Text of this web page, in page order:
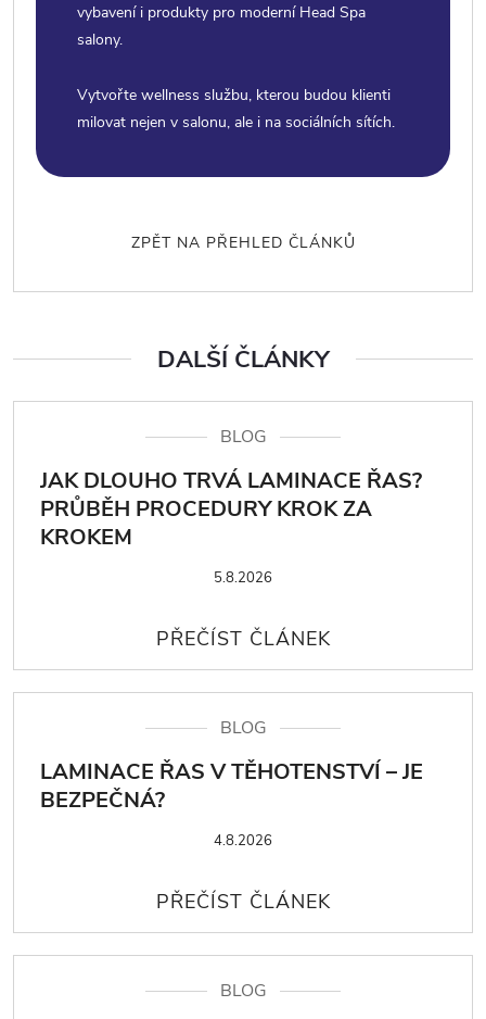
vybavení i produkty pro moderní Head Spa
salony.
Vytvořte wellness službu, kterou budou klienti
milovat nejen v salonu, ale i na sociálních sítích.
ZPĚT NA PŘEHLED ČLÁNKŮ
DALŠÍ ČLÁNKY
BLOG
JAK DLOUHO TRVÁ LAMINACE ŘAS?
PRŮBĚH PROCEDURY KROK ZA
KROKEM
5.8.2026
BLOG
LAMINACE ŘAS V TĚHOTENSTVÍ – JE
BEZPEČNÁ?
4.8.2026
BLOG